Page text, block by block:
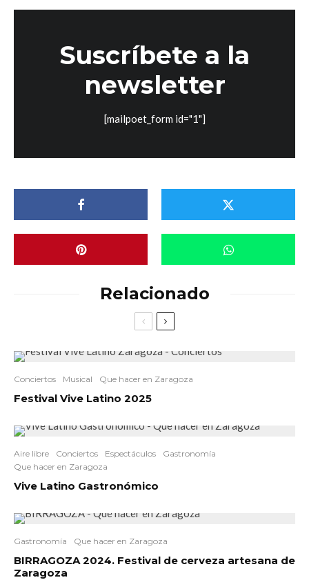
Suscríbete a la
newsletter
[mailpoet_form id="1"]
Relacionado
Conciertos Musical Que hacer en Zaragoza
Festival Vive Latino 2025
Aire libre Conciertos Espectáculos
Gastronomía
Que hacer en Zaragoza
Vive Latino Gastronómico
Gastronomía Que hacer en Zaragoza
BIRRAGOZA 2024. Festival de cerveza artesana de
Zaragoza